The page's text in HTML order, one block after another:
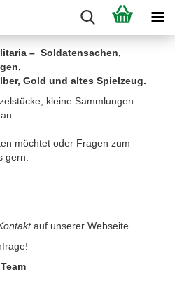
– Soldatensachen,
Gold und altes Spielzeug.
kleine Sammlungen
möchtet oder Fragen zum
gern:
auf unserer Webseite